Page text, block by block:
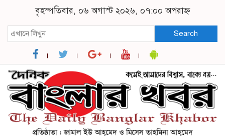
বৃহস্পতিবার, ০৬ অগাস্ট ২০২৬, ০৭:০০ অপরাহ্ন
Search